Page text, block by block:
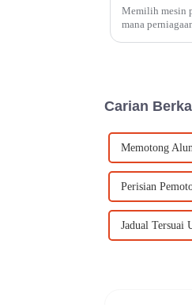
Memilih mesin
mana
Carian
Memotong
Perisian
Jadual Tersuai